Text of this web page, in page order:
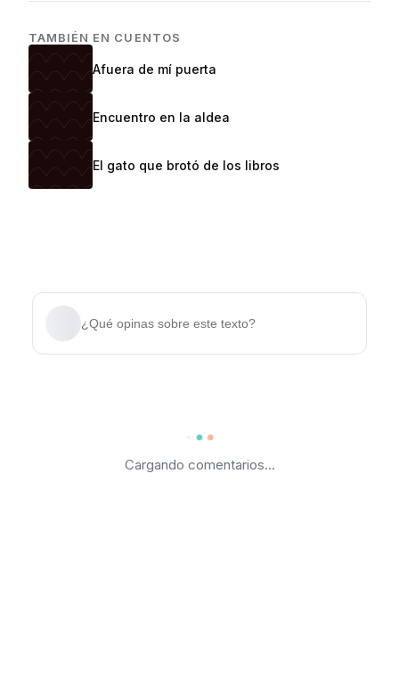
TAMBIÉN EN CUENTOS
Afuera de mí puerta
Encuentro en la aldea
El gato que brotó de los libros
¿Qué opinas sobre este texto?
Cargando comentarios...